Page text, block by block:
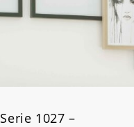
1027 –